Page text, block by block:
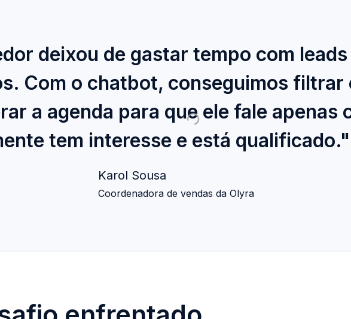
deixou de gastar tempo com leads
Com o chatbot, conseguimos filtrar
a agenda para que ele fale apenas
tem interesse e está qualificado."
Karol Sousa
Coordenadora de vendas da Olyra